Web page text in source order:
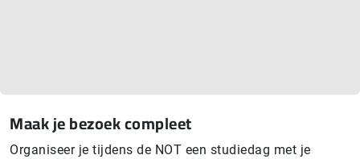
Maak je bezoek compleet
Organiseer je tijdens de NOT een studiedag met je